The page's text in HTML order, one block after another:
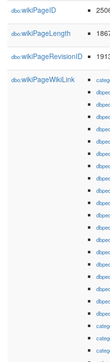
dbo:wikiPageID
dbo:wikiPageLength
dbo:wikiPageRevisionID
dbo:wikiPageWikiLink